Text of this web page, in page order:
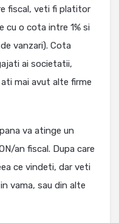
fiscal, veti fi platitor
cu o cota intre 1% si
vanzari). Cota
ai societatii,
mai avut alte firme
va atinge un
an fiscal. Dupa care
ce vindeti, dar veti
vama, sau din alte